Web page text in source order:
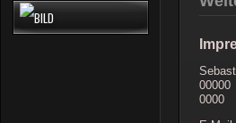
00000
0000